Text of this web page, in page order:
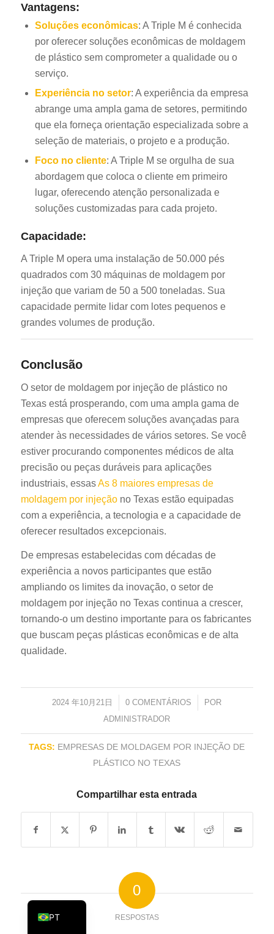
Vantagens:
Soluções econômicas: A Triple M é conhecida
por oferecer soluções econômicas de moldagem
de plástico sem comprometer a qualidade ou o
serviço.
Experiência no setor: A experiência da empresa
abrange uma ampla gama de setores, permitindo
que ela forneça orientação especializada sobre a
seleção de materiais, o projeto e a produção.
Foco no cliente: A Triple M se orgulha de sua
abordagem que coloca o cliente em primeiro
lugar, oferecendo atenção personalizada e
soluções customizadas para cada projeto.
Capacidade:
A Triple M opera uma instalação de 50.000 pés
quadrados com 30 máquinas de moldagem por
injeção que variam de 50 a 500 toneladas. Sua
capacidade permite lidar com lotes pequenos e
grandes volumes de produção.
Conclusão
O setor de moldagem por injeção de plástico no
Texas está prosperando, com uma ampla gama de
empresas que oferecem soluções avançadas para
atender às necessidades de vários setores. Se você
estiver procurando componentes médicos de alta
precisão ou peças duráveis para aplicações
industriais, essasAs 8 maiores empresas de
moldagem por injeçãono Texas estão equipadas
com a experiência, a tecnologia e a capacidade de
oferecer resultados excepcionais.
De empresas estabelecidas com décadas de
experiência a novos participantes que estão
ampliando os limites da inovação, o setor de
moldagem por injeção no Texas continua a crescer,
tornando-o um destino importante para os fabricantes
que buscam peças plásticas econômicas e de alta
qualidade.
2024 年10月21日
/ 0 COMENTÁRIOS
/
POR
ADMINISTRADOR
TAGS: EMPRESAS DE MOLDAGEM POR INJEÇÃO DE
PLÁSTICO NO TEXAS
Compartilhar esta entrada
0
RESPOSTAS
PT
EN
RU
AR
CS
DA
FI
NB
EL
SV
HU
RO